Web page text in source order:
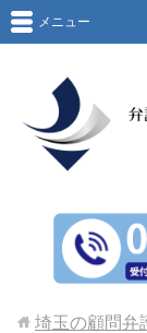
メニュー
埼玉の顧問弁